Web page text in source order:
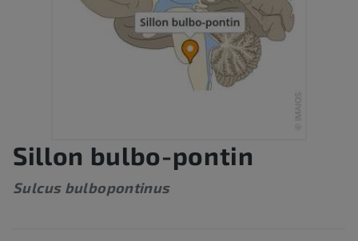
Sillon bulbo-pontin
Sulcus bulbopontinus